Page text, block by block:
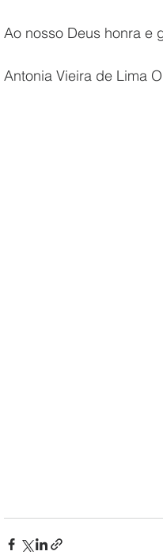
Ao nosso Deus honra e
Antonia Vieira de Lima